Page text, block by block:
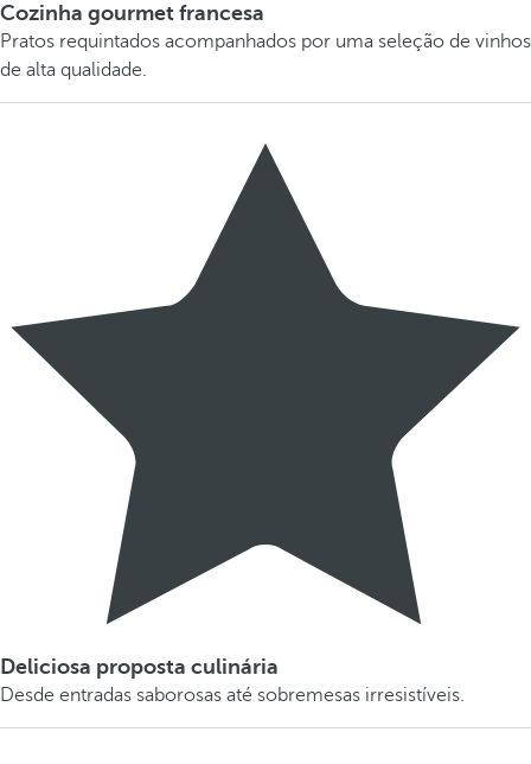
Cozinha gourmet francesa
Pratos requintados acompanhados por uma seleção de vinhos
de alta qualidade.
Deliciosa proposta culinária
Desde entradas saborosas até sobremesas irresistíveis.